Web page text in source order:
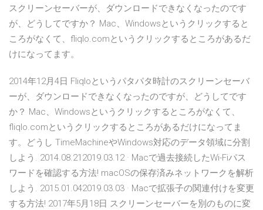
スクリーンセーバーが、ダウンロードできなくなったのです
が、どうしてですか？ Mac、Windowsというクリックすると
ころがなくて、fliqlo.comというクリックするところがあるだ
けになってます。
2014年12月4日 Fliqloというパタパタ時計のスクリーンセーバ
ーが、ダウンロードできなくなったのですが、どうしてです
か？ Mac、Windowsというクリックするところがなくて、
fliqlo.comというクリックするところがあるだけになってま
す。どうし TimeMachineやWindows対応のデータ領域に分割
しよう. 2014.08.212019.03.12 · Macで過去接続したWi-Fiパス
ワードを確認する方法! macOSの保存済みネットワークを解析
しよう. 2015.01.042019.03.03 · Macで拡張子の関連付けを変更
する方法! 2017年5月18日 スクリーンセーバーを別のものに変